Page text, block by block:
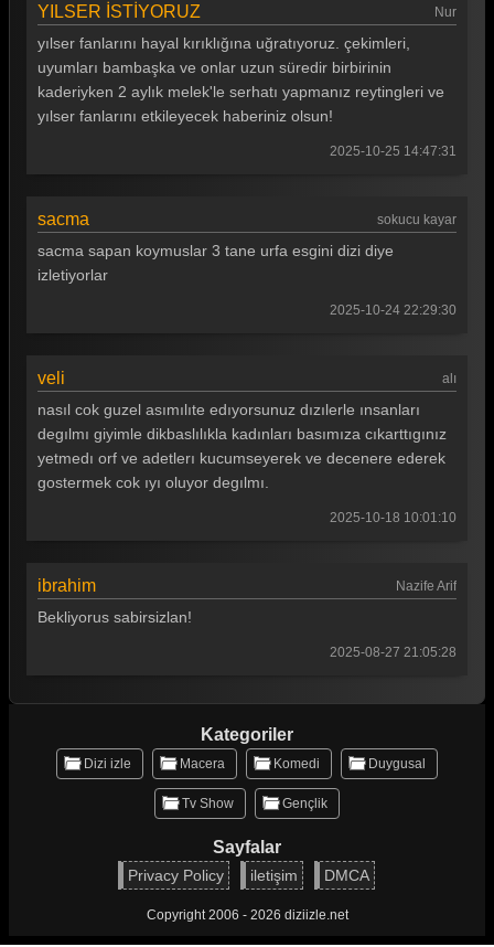
YILSER İSTİYORUZ Nur
yılser fanlarını hayal kırıklığına uğratıyoruz. çekimleri,
uyumları bambaşka ve onlar uzun süredir birbirinin
kaderiyken 2 aylık melek'le serhatı yapmanız reytingleri ve
yılser fanlarını etkileyecek haberiniz olsun!
2025-10-25 14:47:31
sacma sokucu kayar
sacma sapan koymuslar 3 tane urfa esgini dizi diye
izletiyorlar
2025-10-24 22:29:30
veli alı
nasıl cok guzel asımılıte edıyorsunuz dızılerle ınsanları
degılmı giyimle dikbaslılıkla kadınları basımıza cıkarttıgınız
yetmedı orf ve adetlerı kucumseyerek ve decenere ederek
gostermek cok ıyı oluyor degılmı.
2025-10-18 10:01:10
ibrahim Nazife Arif
Bekliyorus sabirsizlan!
2025-08-27 21:05:28
Kategoriler
Dizi izle Macera Komedi Duygusal
Tv Show Gençlik
Sayfalar
Privacy Policy iletişim DMCA
Copyright 2006 - 2026 diziizle.net